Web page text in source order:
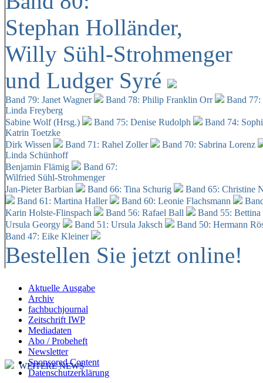
Stephan Holländer,
Willy Sühl-Strohmenger
und Ludger Syré
Band 79: Janet Wagner Band 78: Philip Franklin Orr
Band
Linda Freyberg
Sabine Wolf (Hrsg.)
Band 75: Denise Rudolph
Band 74:
Katrin Toetzke
Dirk Wissen
Band 71: Rahel Zoller
Band 70: Sabrina Lorenz
Linda Schünhoff
Benjamin Flämig
Band 67:
Wilfried Sühl-Strohmenger
Jan-Pieter Barbian
Band 66: Tina Schurig
Band 65: Christine
Band 61: Martina Haller
Band 60: Leonie Flachsmann
Karin Holste-Flinspach
Band 56: Rafael Ball
Band 55:
Ursula Georgy
Band 51: Ursula Jaksch Band 50: Hermann
Band 47: Eike Kleiner
Bestellen Sie jetzt online!
Aktuelle Ausgabe
Archiv
fachbuchjournal
Zeitschrift IWP
Mediadaten
Abo / Probeheft
Newsletter
Sponsored Content
Datenschutzerklärung
WEITERE NEWS